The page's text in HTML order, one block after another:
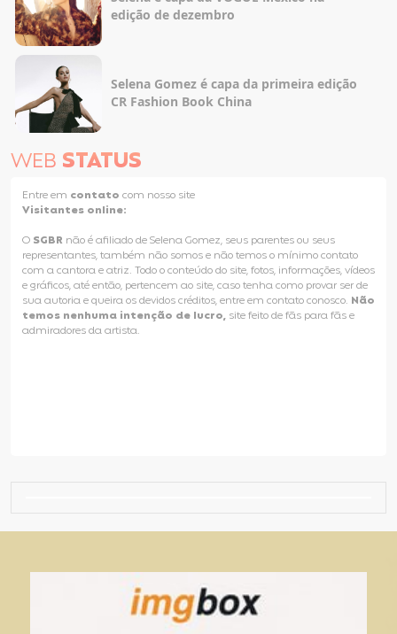
edição de dezembro
Selena Gomez é capa da primeira edição
CR Fashion Book China
WEB STATUS
Entre em contato com nosso site
Visitantes online:
O SGBR não é afiliado de Selena Gomez, seus parentes ou seus
representantes, também não somos e não temos o mínimo contato
com a cantora e atriz. Todo o conteúdo do site, fotos, informações, vídeos
e gráficos, até então, pertencem ao site, caso tenha como provar ser de
sua autoria e queira os devidos créditos, entre em contato conosco. Não
temos nenhuma intenção de lucro, site feito de fãs para fãs e
admiradores da artista.